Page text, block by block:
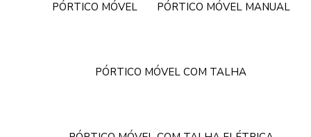
PÓRTICO MÓVEL PÓRTICO MÓVEL MANUAL
PÓRTICO MÓVEL COM TALHA